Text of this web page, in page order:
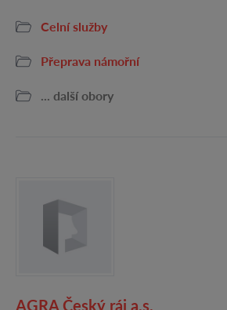
Celní služby
Přeprava námořní
... další obory
AGRA Český ráj a.s.